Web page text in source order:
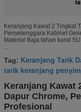
Keranjang Kawat 2 Tingkat
Penyelenggara Kabinet
Material Baja tahan karat
...
Tag: Keranjang Tarik
tarik keranjang
Keranjang Kawat
Dapur Chrome,
Profesional